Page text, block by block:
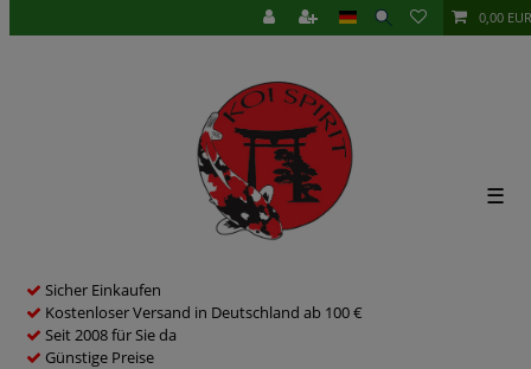
0,00 EUR
Sicher Einkaufen
Kostenloser Versand in Deutschland ab 100 €
Seit 2008 für Sie da
Günstige Preise
☰